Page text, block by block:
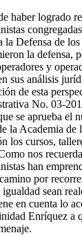
haber logrado
la Defensa de
la defensa,
y
sus análisis
de esta
No. 03-
se aprueba el
la Academia
los cursos,
nos
han
por
sean
en cuenta lo
Enríquez a